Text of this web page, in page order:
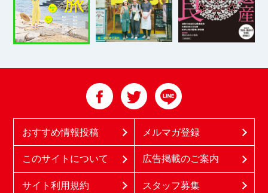
おすすめ情報投稿 メルマガ登録
このサイトについて 広告掲載のご案内
サイト利用規約 スタッフ募集